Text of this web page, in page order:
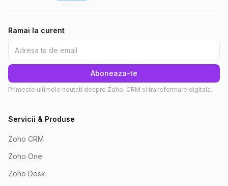
Ramai la curent
Aboneaza-te
Primeste ultimele noutati despre Zoho, CRM si transformare digitala.
Servicii & Produse
Zoho CRM
Zoho One
Zoho Desk